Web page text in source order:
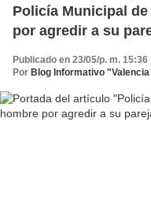
Policía Municipal
por agredir a su
Publicado en 23/05/p. m. 15:36
Por Blog Informativo